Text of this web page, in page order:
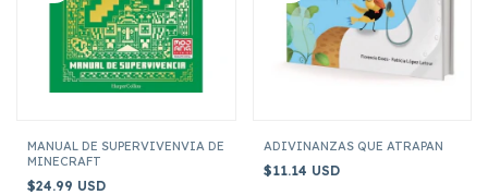
MANUAL DE SUPERVIVENVIA DE
MINECRAFT
$24.99 USD
ADIVINANZAS QUE ATRAPAN
$11.14 USD